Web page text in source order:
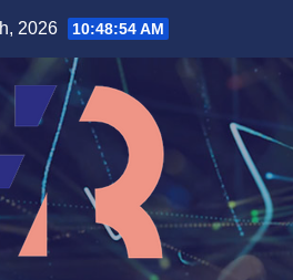
2026 10:48:55 AM